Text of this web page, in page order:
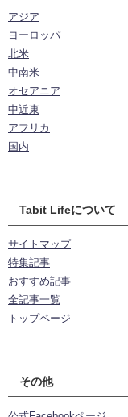
アジア
ヨーロッパ
北米
中南米
オセアニア
中近東
アフリカ
国内
Tabit Lifeについて
サイトマップ
特集記事
おすすめ記事
全記事一覧
トップページ
その他